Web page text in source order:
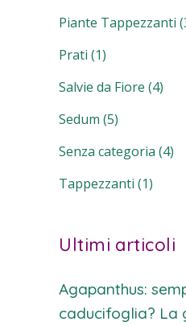
Piante Tappezzanti
Prati (1)
Salvie da Fiore (4)
Sedum (5)
Senza categoria (4)
Tappezzanti (1)
Ultimi articoli
Agapanthus:
caducifoglia? La